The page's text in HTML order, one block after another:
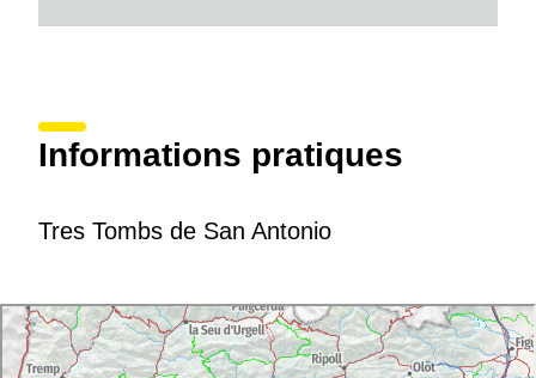
Informations pratiques
Tres Tombs de San Antonio